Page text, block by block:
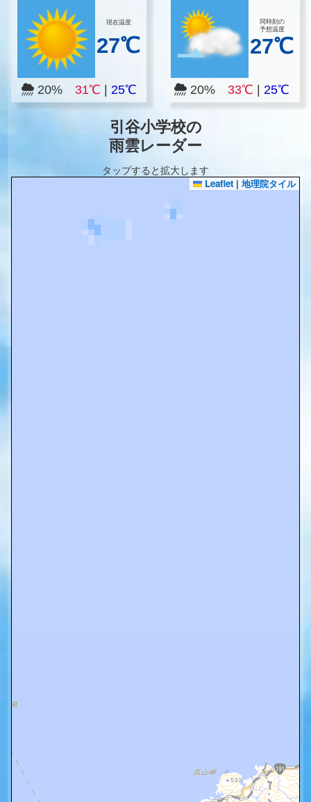
現在温度
27℃
20% 31℃ 25℃
同時刻の
予想温度
27℃
20%33℃ |25℃
引谷小学校の
雨雲レーダー
タップすると拡大します
Leaflet | 地理院タイル